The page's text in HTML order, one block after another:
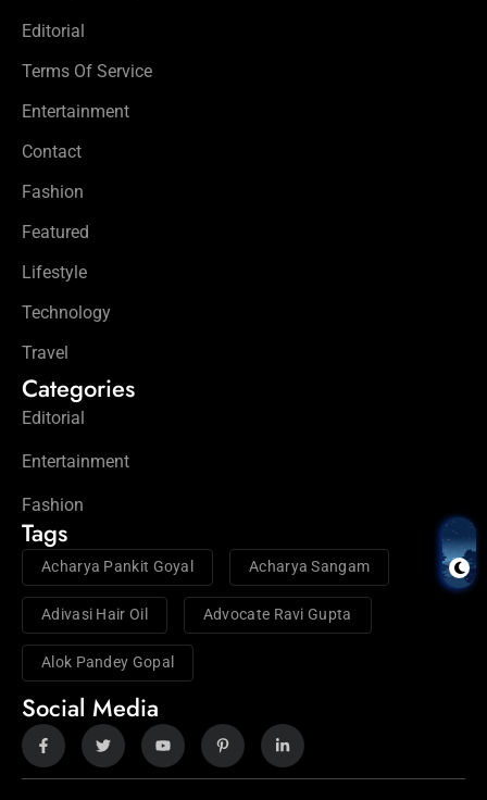
Editorial
Terms Of Service
Entertainment
Contact
Fashion
Featured
Lifestyle
Technology
Travel
Categories
Editorial
Entertainment
Fashion
Tags
Acharya Pankit Goyal Acharya Sangam
Adivasi Hair Oil Advocate Ravi Gupta
Alok Pandey Gopal
Social Media